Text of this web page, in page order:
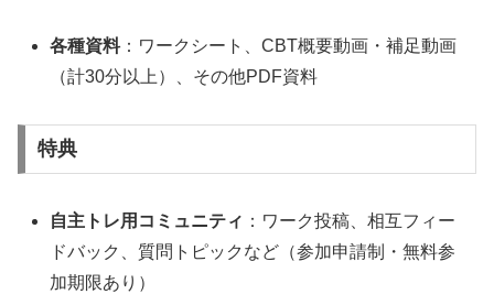
各種資料：ワークシート、CBT概要動画・補足動画
（計30分以上）、その他PDF資料
特典
自主トレ用コミュニティ ：ワーク投稿、相互フィー
ドバック、質問トピックなど（参加申請制・無料参
加期限あり）